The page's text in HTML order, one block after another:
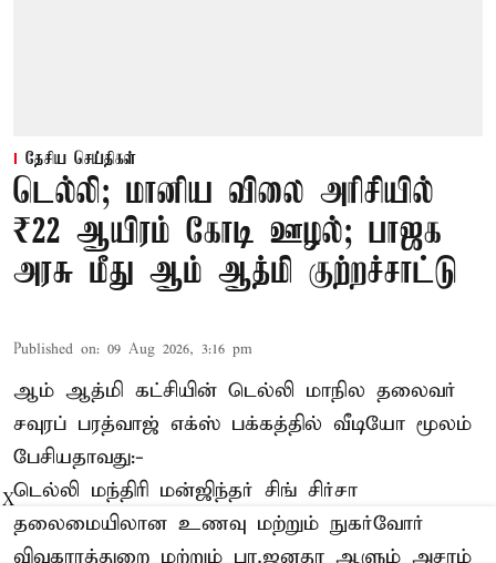
தேசிய செய்திகள்
டெல்லி; மானிய விலை அரிசியில்
₹22 ஆயிரம் கோடி ஊழல்; பாஜக
அரசு மீது ஆம் ஆத்மி குற்றச்சாட்டு
Published on: 09 Aug 2026, 3:16 pm
ஆம் ஆத்மி கட்சியின் டெல்லி மாநில தலைவர்
சவுரப் பரத்வாஜ் எக்ஸ் பக்கத்தில் வீடியோ மூலம்
பேசியதாவது:-
டெல்லி மந்திரி மன்ஜிந்தர் சிங் சிர்சா
தலைமையிலான உணவு மற்றும் நுகர்வோர்
விவகாரத்துறை மற்றும் பா.ஜனதா ஆளும் அசாம்
X